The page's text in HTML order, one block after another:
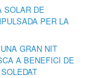
SOLAR DE
PER LA
GRAN NIT
A BENEFICI DE